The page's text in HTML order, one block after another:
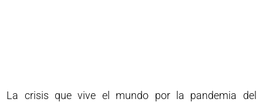
La crisis que vive el mundo por la pandemia del